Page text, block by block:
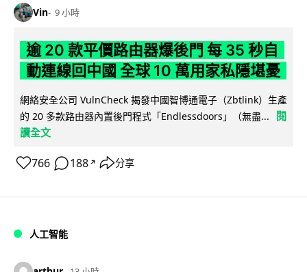
Vin 9 小時
逾 20 款平價路由器爆後門 每 35 秒自
動連線回中國 全球 10 萬用家私隱堪憂
網絡安全公司 VulnCheck 揭發中國智博通電子（Zbtlink）生產
的 20 多款路由器內置後門程式「Endlessdoors」（無盡...
閱
讀全文
766 188 ↗ 分享
人工智能